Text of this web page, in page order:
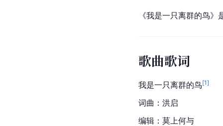
《我是一只离群的鸟》
歌曲歌词
我是一只离群的鸟[1]
词曲：洪启
编辑：莫上何与